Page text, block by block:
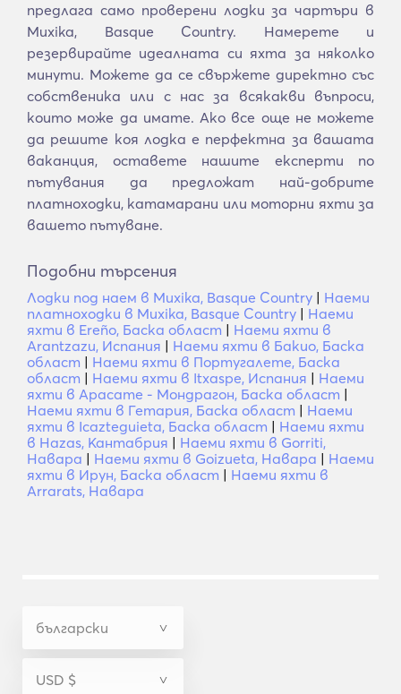
предлага само проверени лодки за чартъри в
Muxika, Basque Country. Намерете и
резервирайте идеалната си яхта за няколко
минути. Можете да се свържете директно със
собственика или с нас за всякакви въпроси,
които може да имате. Ако все още не можете
да решите коя лодка е перфектна за вашата
ваканция, оставете нашите експерти по
пътувания да предложат най-добрите
платноходки, катамарани или моторни яхти за
вашето пътуване.
Подобни търсения
Лодки под наем в Muxika, Basque Country | Наеми
платноходки в Muxika, Basque Country | Наеми
яхти в Ereño, Баска област | Наеми яхти в
Arantzazu, Испания | Наеми яхти в Бакио, Баска
област | Наеми яхти в Португалете, Баска
област | Наеми яхти в Itxaspe, Испания | Наеми
яхти в Арасате - Мондрагон, Баска област |
Наеми яхти в Гетария, Баска област | Наеми
яхти в Icazteguieta, Баска област | Наеми яхти
в Hazas, Кантабрия | Наеми яхти в Gorriti,
Навара | Наеми яхти в Goizueta, Навара | Наеми
яхти в Ирун, Баска област | Наеми яхти в
Arrarats, Навара